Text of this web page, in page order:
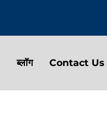
ब्लॉग Contact Us